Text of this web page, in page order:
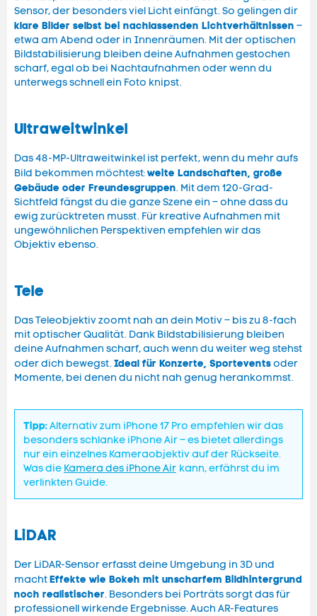
Sensor, der besonders viel Licht einfängt. So gelingen dir
klare Bilder selbst bei nachlassenden Lichtverhältnissen –
etwa am Abend oder in Innenräumen. Mit der optischen
Bildstabilisierung bleiben deine Aufnahmen gestochen
scharf, egal ob bei Nachtaufnahmen oder wenn du
unterwegs schnell ein Foto knipst.
Ultraweitwinkel
Das 48-MP-Ultraweitwinkel ist perfekt, wenn du mehr aufs
Bild bekommen möchtest:weite Landschaften, große
Gebäude oder Freundesgruppen. Mit dem 120-Grad-
Sichtfeld fängst du die ganze Szene ein – ohne dass du
ewig zurücktreten musst. Für kreative Aufnahmen mit
ungewöhnlichen Perspektiven empfehlen wir das
Objektiv ebenso.
Tele
Das Teleobjektiv zoomt nah an dein Motiv – bis zu 8-fach
mit optischer Qualität. Dank Bildstabilisierung bleiben
deine Aufnahmen scharf, auch wenn du weiter weg stehst
oder dich bewegst.Ideal für Konzerte, Sporteventsoder
Momente, bei denen du nicht nah genug herankommst.
Tipp:Alternativ zum iPhone 17 Pro empfehlen wir das
besonders schlanke iPhone Air – es bietet allerdings
nur ein einzelnes Kameraobjektiv auf der Rückseite.
Was die Kamera des iPhone Air kann, erfährst du im
verlinkten Guide.
LiDAR
Der LiDAR-Sensor erfasst deine Umgebung in 3D und
machtEffekte wie Bokeh mit unscharfem Bildhintergrund
noch realistischer. Besonders bei Porträts sorgt das für
professionell wirkende Ergebnisse. Auch AR-Features